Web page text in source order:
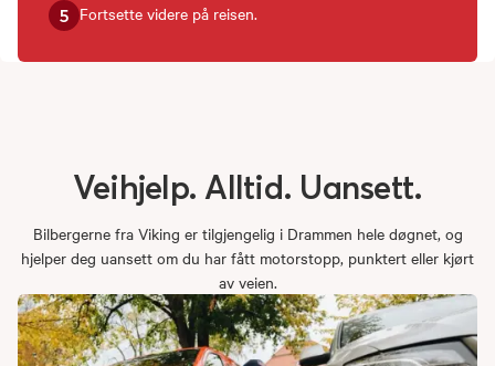
5 Fortsette videre på reisen.
Veihjelp.Alltid. Uansett.
Bilbergerne fra Viking er tilgjengelig i Drammen hele døgnet, og
hjelper deg uansett om du har fått motorstopp, punktert eller kjørt
av veien.